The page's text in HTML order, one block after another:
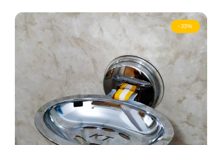
-33%